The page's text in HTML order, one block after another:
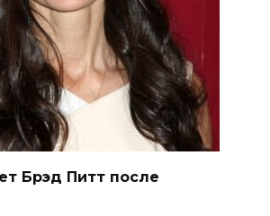
Брэд Питт после